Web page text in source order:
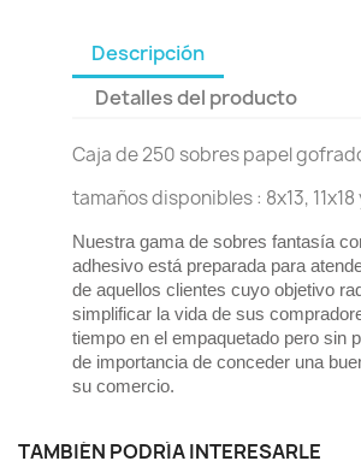
Descripción
Detalles del producto
Caja de 250 sobres papel
tamaños disponibles : 8x13, 11x18
Nuestra gama de sobres fantasía
adhesivo está preparada para
de aquellos clientes cuyo objetivo
simplificar la vida de sus
tiempo en el empaquetado pero sin
de importancia de conceder una
su comercio.
TAMBIÉN PODRÍA INTERESARLE